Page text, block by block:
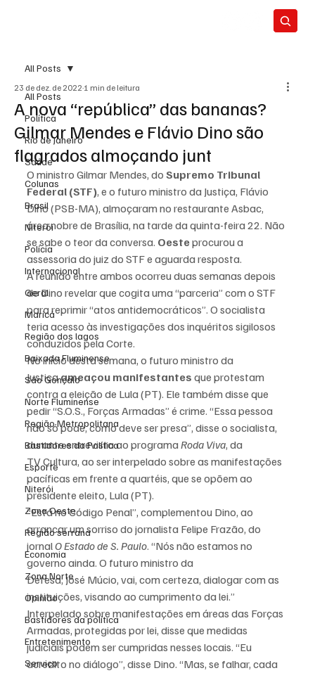
All Posts
Política
Rio de Janeiro
Saúde
Colunas
Brasil
Niterói
Polícia
Internacional
Geral
Maricá
Região dos lagos
Baixada Fluminense
São Gonçalo
Norte Fluminense
Região Metropolitana
Bastidores da Política
Esporte
Niterói
Zona Oeste
Região serrana
Economia
Zona Norte
Opinião
Bastidores da política
Entretenimento
Serviço
All Posts
A nova “república” das bananas?
Gilmar Mendes e Flávio Dino são
flagrados almoçando junt
23 de dez. de 2022 1 min de leitura
O ministro Gilmar Mendes, do Supremo Tribunal
Federal (STF), e o futuro ministro da Justiça, Flávio
Dino (PSB-MA), almoçaram no restaurante Asbac,
área nobre de Brasília, na tarde da quinta-feira 22. Não
se sabe o teor da conversa. Oeste procurou a
assessoria do juiz do STF e aguarda resposta.
A reunião entre ambos ocorreu duas semanas depois
de Dino revelar que cogita uma “parceria” com o STF
para reprimir “atos antidemocráticos”. O socialista
teria acesso às investigações dos inquéritos sigilosos
conduzidos pela Corte.
No início desta semana, o futuro ministro da
Justiça ameaçou manifestantes que protestam
contra a eleição de Lula (PT). Ele também disse que
pedir “S.O.S., Forças Armadas” é crime. “Essa pessoa
não só pode, como deve ser presa”, disse o socialista,
durante entrevista ao programa Roda Viva, da
TV Cultura, ao ser interpelado sobre as manifestações
pacíficas em frente a quartéis, que se opõem ao
presidente eleito, Lula (PT).
“Está no Código Penal”, complementou Dino, ao
arrancar um sorriso do jornalista Felipe Frazão, do
jornal O Estado de S. Paulo. “Nós não estamos no
governo ainda. O futuro ministro da
Defesa, José Múcio, vai, com certeza, dialogar com as
instituições, visando ao cumprimento da lei.”
Interpelado sobre manifestações em áreas das Forças
Armadas, protegidas por lei, disse que medidas
judiciais podem ser cumpridas nesses locais. “Eu
acredito no diálogo”, disse Dino. “Mas, se falhar, cada